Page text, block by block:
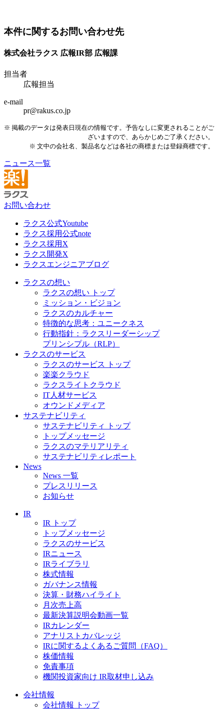
本件に関するお問い合わせ先
株式会社ラクス 広報IR部 広報課
担当者
広報担当
e-mail
pr@rakus.co.jp
※ 掲載のデータは発表日現在の情報です。予告なしに変更されることがご
ざいますので、あらかじめご了承ください。
※ 文中の会社名、製品名などは各社の商標または登録商標です。
ニュース一覧
お問い合わせ
ラクス公式Youtube
ラクス採用公式note
ラクス採用X
ラクス開発X
ラクスエンジニアブログ
ラクスの想い
ラクスの想い トップ
ミッション・ビジョン
ラクスのカルチャー
特徴的な思考：ユニークネス
行動指針：ラクスリーダーシップ
プリンシプル（RLP）
ラクスのサービス
ラクスのサービス トップ
楽楽クラウド
ラクスライトクラウド
IT人材サービス
オウンドメディア
サステナビリティ
サステナビリティ トップ
トップメッセージ
ラクスのマテリアリティ
サステナビリティレポート
News
News 一覧
プレスリリース
お知らせ
IR
IR トップ
トップメッセージ
ラクスのサービス
IRニュース
IRライブラリ
株式情報
ガバナンス情報
決算・財務ハイライト
月次売上高
最新決算説明会動画一覧
IRカレンダー
アナリストカバレッジ
IRに関するよくあるご質問（FAQ）
株価情報
免責事項
機関投資家向け IR取材申し込み
会社情報
会社情報 トップ